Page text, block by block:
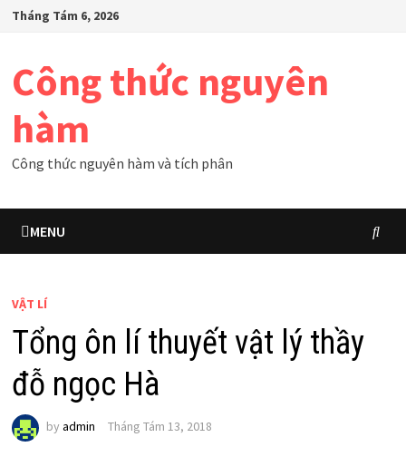
SkipTháng Tám 6, 2026
Công thức nguyên
hàm
Công thức nguyên hàm và tích phân
MENU
VẬT LÍ
Tổng ôn lí thuyết vật lý thầy
đỗ ngọc Hà
by admin Tháng Tám 13, 2018